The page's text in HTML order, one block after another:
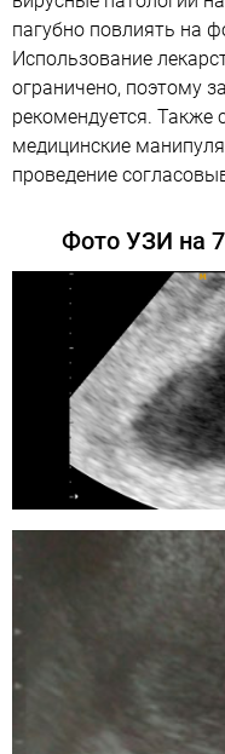
пагубно повлиять на
Использование
ограничено, поэтому
рекомендуется.
медицинские
проведение
Фото УЗИ на